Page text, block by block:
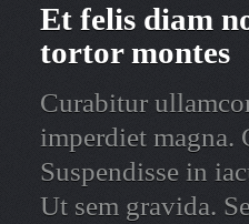
Et felis diam
tortor montes
Curabitur
imperdiet magna.
Suspendisse in
Ut sem gravida.